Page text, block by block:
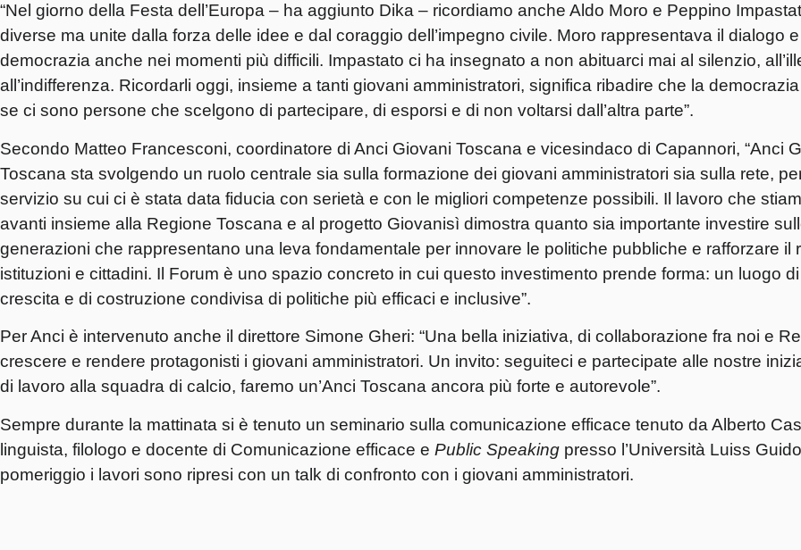
“Nel giorno della Festa dell’Europa – ha aggiunto Dika – ricordiamo anche Aldo Moro e Peppino
diverse ma unite dalla forza delle idee e dal coraggio dell’impegno civile. Moro rappresentava il dialogo
democrazia anche nei momenti più difficili. Impastato ci ha insegnato a non abituarci mai al silenzio,
all’indifferenza. Ricordarli oggi, insieme a tanti giovani amministratori, significa ribadire che la
se ci sono persone che scelgono di partecipare, di esporsi e di non voltarsi dall’altra parte”.
Secondo Matteo Francesconi, coordinatore di Anci Giovani Toscana e vicesindaco di Capannori, “Anci
Toscana sta svolgendo un ruolo centrale sia sulla formazione dei giovani amministratori sia sulla rete,
servizio su cui ci è stata data fiducia con serietà e con le migliori competenze possibili. Il lavoro che
avanti insieme alla Regione Toscana e al progetto Giovanisì dimostra quanto sia importante investire
generazioni che rappresentano una leva fondamentale per innovare le politiche pubbliche e rafforzare il
istituzioni e cittadini. Il Forum è uno spazio concreto in cui questo investimento prende forma: un luogo
crescita e di costruzione condivisa di politiche più efficaci e inclusive”.
Per Anci è intervenuto anche il direttore Simone Gheri: “Una bella iniziativa, di collaborazione fra noi e
crescere e rendere protagonisti i giovani amministratori. Un invito: seguiteci e partecipate alle nostre
di lavoro alla squadra di calcio, faremo un’Anci Toscana ancora più forte e autorevole”.
Sempre durante la mattinata si è tenuto un seminario sulla comunicazione efficace tenuto da Alberto
linguista, filologo e docente di Comunicazione efficace e Public Speaking presso l’Università Luiss
pomeriggio i lavori sono ripresi con un talk di confronto con i giovani amministratori.